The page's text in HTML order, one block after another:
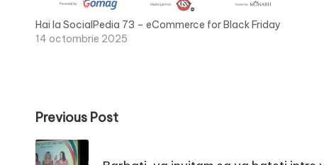
Hai la SocialPedia 73 – eCommerce for Black Friday
14 octombrie 2025
Post
navigation
Previous Post